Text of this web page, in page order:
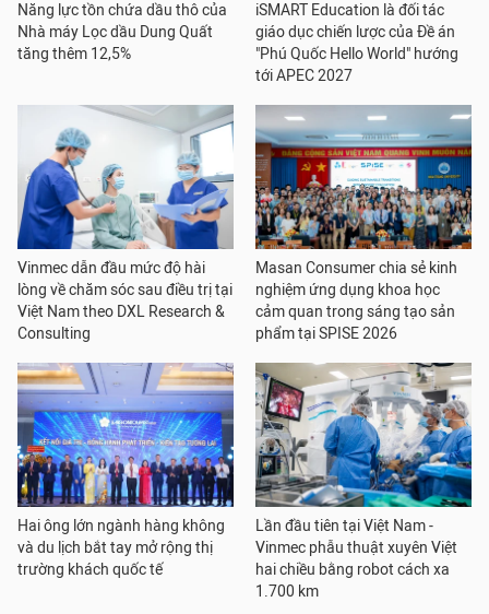
Năng lực tồn chứa dầu thô của
Nhà máy Lọc dầu Dung Quất
tăng thêm 12,5%
iSMART Education là đối tác
giáo dục chiến lược của Đề án
"Phú Quốc Hello World" hướng
tới APEC 2027
Vinmec dẫn đầu mức độ hài
lòng về chăm sóc sau điều trị tại
Việt Nam theo DXL Research &
Consulting
Masan Consumer chia sẻ kinh
nghiệm ứng dụng khoa học
cảm quan trong sáng tạo sản
phẩm tại SPISE 2026
Hai ông lớn ngành hàng không
và du lịch bắt tay mở rộng thị
trường khách quốc tế
Lần đầu tiên tại Việt Nam -
Vinmec phẫu thuật xuyên Việt
hai chiều bằng robot cách xa
1.700 km